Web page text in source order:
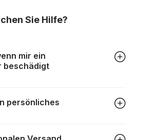
Sie Hilfe?
mir ein
beschädigt
dass Teile beschädigt
Mit solchen Fällen gehen
fehlen.html
persönliches